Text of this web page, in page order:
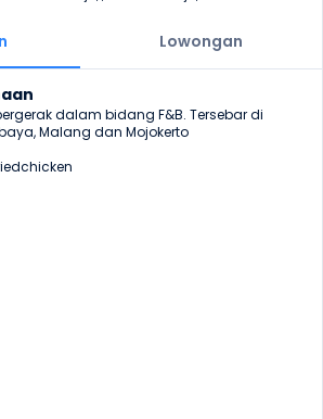
Lowongan
dalam bidang F&B. Tersebar di
Malang dan Mojokerto